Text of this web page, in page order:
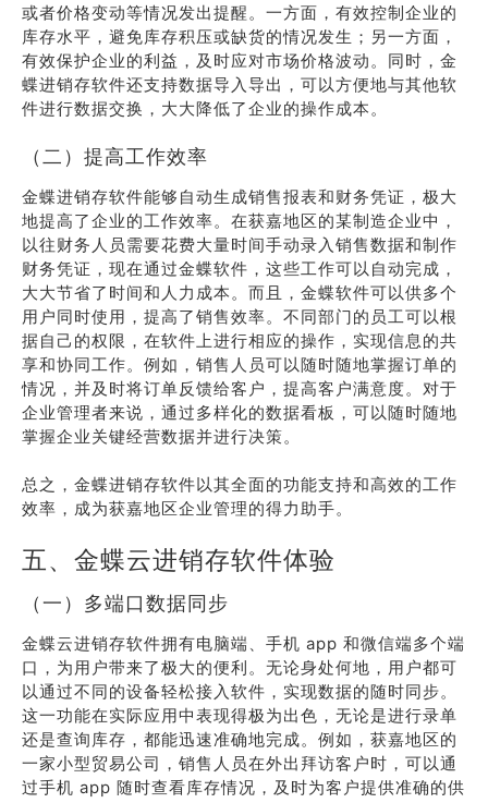
或者价格变动等情况发出提醒。一方面，有效控制企业的
库存水平，避免库存积压或缺货的情况发生；另一方面，
有效保护企业的利益，及时应对市场价格波动。同时，金
蝶进销存软件还支持数据导入导出，可以方便地与其他软
件进行数据交换，大大降低了企业的操作成本。
（二）提高工作效率
金蝶进销存软件能够自动生成销售报表和财务凭证，极大
地提高了企业的工作效率。在获嘉地区的某制造企业中，
以往财务人员需要花费大量时间手动录入销售数据和制作
财务凭证，现在通过金蝶软件，这些工作可以自动完成，
大大节省了时间和人力成本。而且，金蝶软件可以供多个
用户同时使用，提高了销售效率。不同部门的员工可以根
据自己的权限，在软件上进行相应的操作，实现信息的共
享和协同工作。例如，销售人员可以随时随地掌握订单的
情况，并及时将订单反馈给客户，提高客户满意度。对于
企业管理者来说，通过多样化的数据看板，可以随时随地
掌握企业关键经营数据并进行决策。
总之，金蝶进销存软件以其全面的功能支持和高效的工作
效率，成为获嘉地区企业管理的得力助手。
五、金蝶云进销存软件体验
（一）多端口数据同步
金蝶云进销存软件拥有电脑端、手机 app 和微信端多个端
口，为用户带来了极大的便利。无论身处何地，用户都可
以通过不同的设备轻松接入软件，实现数据的随时同步。
这一功能在实际应用中表现得极为出色，无论是进行录单
还是查询库存，都能迅速准确地完成。例如，获嘉地区的
一家小型贸易公司，销售人员在外出拜访客户时，可以通
过手机 app 随时查看库存情况，及时为客户提供准确的供